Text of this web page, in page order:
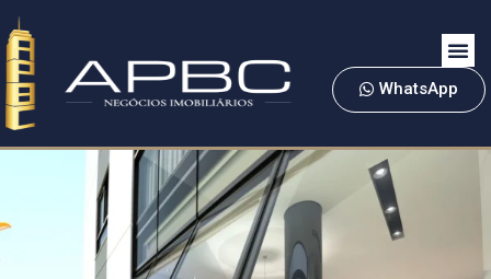
WhatsApp